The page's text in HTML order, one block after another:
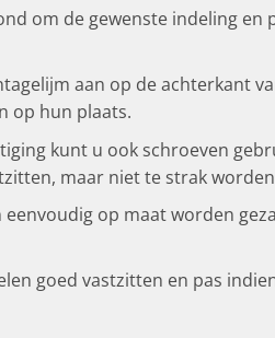
om de gewenste indeling
aan op de achterkant
op hun plaats.
kunt u ook schroeven
maar niet te strak
op maat worden
goed vastzitten en pas